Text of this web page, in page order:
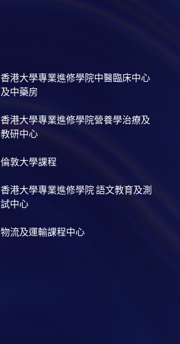
香港大學專業進修學院中醫臨床中心
及中藥房
香港大學專業進修學院營養學治療及
教研中心
倫敦大學課程
香港大學專業進修學院 語文教育及測
試中心
物流及運輸課程中心